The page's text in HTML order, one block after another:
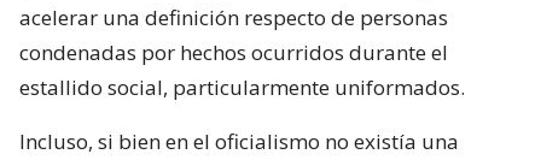
acelerar una definición respecto de personas
condenadas por hechos ocurridos durante el
estallido social, particularmente uniformados.
Incluso, si bien en el oficialismo no existía una